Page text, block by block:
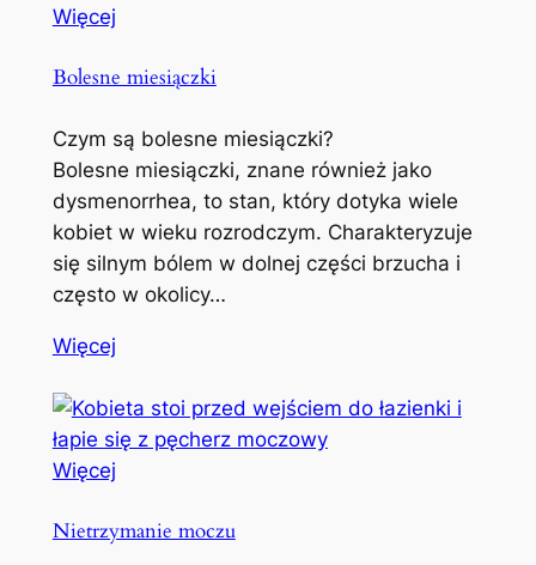
Więcej
Bolesne miesiączki
Czym są bolesne miesiączki?
Bolesne miesiączki, znane również jako
dysmenorrhea, to stan, który dotyka wiele
kobiet w wieku rozrodczym. Charakteryzuje
się silnym bólem w dolnej części brzucha i
często w okolicy…
Więcej
Więcej
Nietrzymanie moczu